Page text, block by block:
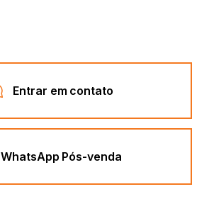
Entrar em contato
WhatsApp Pós-venda